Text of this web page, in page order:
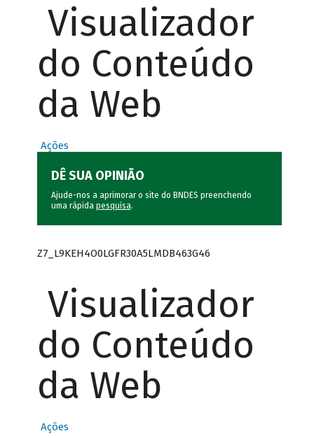
Visualizador
do Conteúdo
da Web
Ações
DÊ SUA OPINIÃO
Ajude-nos a aprimorar o site do BNDES preenchendo
uma rápida pesquisa.
Z7_L9KEH4O0LGFR30A5LMDB463G46
Visualizador
do Conteúdo
da Web
Ações